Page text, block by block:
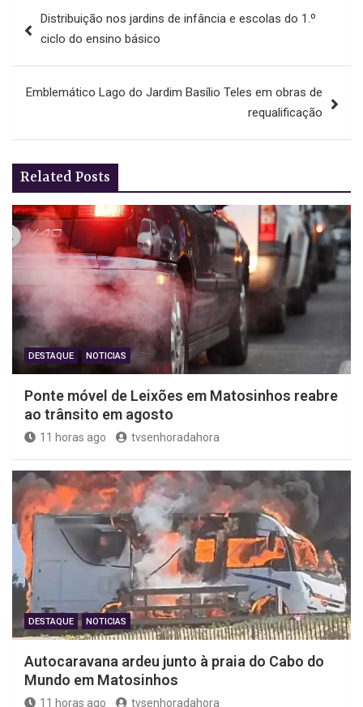
de
Distribuição nos jardins de infância e escolas do 1.º
ciclo do ensino básico
Emblemático Lago do Jardim Basílio Teles em obras de
requalificação
Related Posts
DESTAQUE NOTICIAS
Ponte móvel de Leixões em Matosinhos reabre
ao trânsito em agosto
11 horas ago tvsenhoradahora
DESTAQUE NOTICIAS
Autocaravana ardeu junto à praia do Cabo do
Mundo em Matosinhos
11 horas ago tvsenhoradahora